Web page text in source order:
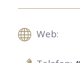
Web: